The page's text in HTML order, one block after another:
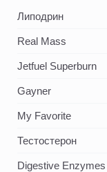
Липодрин
Real Mass
Jetfuel Superburn
Gayner
My Favorite
Тестостерон
Digestive Enzymes